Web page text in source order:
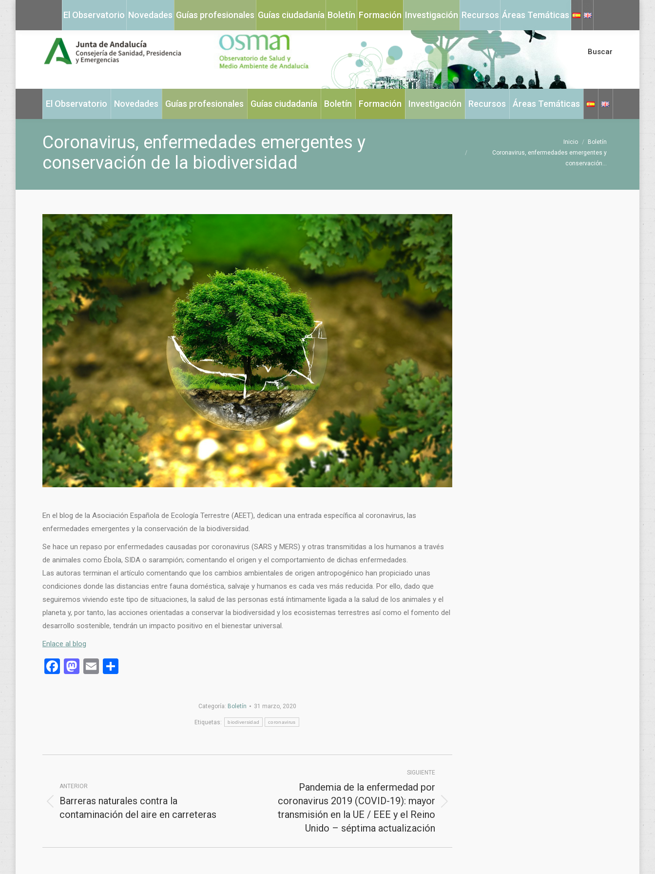
X
Instagram
in
Buscar
El Observatorio Novedades Guías profesionales Guías ciudadanía Boletín Formación Investigación Recursos Áreas Temáticas
Coronavirus, enfermedades emergentes y
conservación de la biodiversidad
Inicio
Boletín
Coronavirus, enfermedades emergentes y
conservación…
En el blog de la Asociación Española de Ecología Terrestre (AEET), dedican una entrada específica al coronavirus, las
enfermedades emergentes y la conservación de la biodiversidad.
Se hace un repaso por enfermedades causadas por coronavirus (SARS y MERS) y otras transmitidas a los humanos a través
de animales como Ébola, SIDA o sarampión; comentando el origen y el comportamiento de dichas enfermedades.
Las autoras terminan el artículo comentando que los cambios ambientales de origen antropogénico han propiciado unas
condiciones donde las distancias entre fauna doméstica, salvaje y humanos es cada ves más reducida. Por ello, dado que
seguiremos viviendo este tipo de situaciones, la salud de las personas está íntimamente ligada a la salud de los animales y el
planeta y, por tanto, las acciones orientadas a conservar la biodiversidad y los ecosistemas terrestres así como el fomento del
desarrollo sostenible, tendrán un impacto positivo en el bienestar universal.
Enlace al blog
Facebook
Mastodon
Email
Categoría: Boletín 31 marzo, 2020
Etiquetas: biodiversidad coronavirus
entre
publicaciones
ANTERIOR
Publicación
anterior:
Barreras naturales contra la
contaminación del aire en carreteras
SIGUIENTE
Publicación
siguiente:
Pandemia de la enfermedad por
coronavirus 2019 (COVID-19): mayor
transmisión en la UE / EEE y el Reino
Unido – séptima actualización
El Observatorio Novedades Guías profesionales Guías ciudadanía Boletín Formación Investigación Recursos Áreas Temáticas